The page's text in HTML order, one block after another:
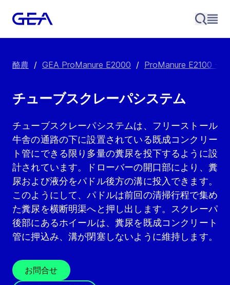
酪農 / GEA ProManure E2000 / ProManure E2100 -
チューブスクレーパシステム
チューブスクレーパシステムは、フリーストール
牛舎の通路の下に設置されている既成コンクリー
ト管にできる限り多量の糞尿を投下するように設
計されています。ドローバーの開口部により、糞
尿および液分をパドル後方の溝に投入できます。
このようにして、パドルは前回の清掃行程で集め
た糞尿を横断明渠へと押し出します。スクレーパ
後部にあるホイールは、糞尿を既成コンクリート
管に押込み、溝が閉塞しないように維持します。
お問合せ